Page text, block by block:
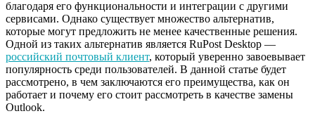
благодаря его функциональности и интеграции с другими
сервисами. Однако существует множество альтернатив,
которые могут предложить не менее качественные решения.
Одной из таких альтернатив является RuPost Desktop —
российский почтовый клиент, который уверенно завоевывает
популярность среди пользователей. В данной статье будет
рассмотрено, в чем заключаются его преимущества, как он
работает и почему его стоит рассмотреть в качестве замены
Outlook.